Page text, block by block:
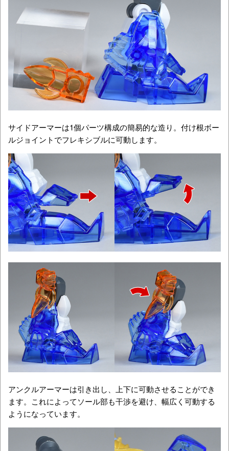
サイドアーマーは1個パーツ構成の簡易的な造り。付け根ボー
ルジョイントでフレキシブルに可動します。
アンクルアーマーは引き出し、上下に可動させることができ
ます。これによってソール部も干渉を避け、幅広く可動する
ようになっています。